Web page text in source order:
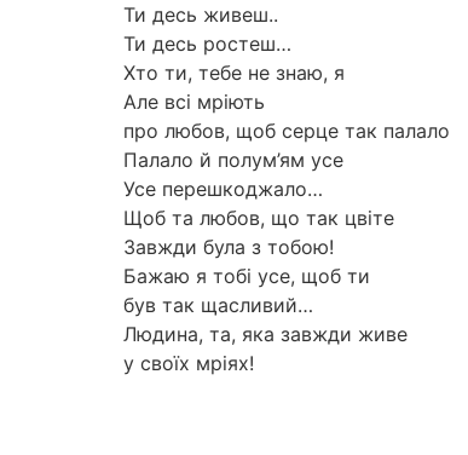
Ти десь живеш..
Ти десь ростеш…
Хто ти, тебе не знаю, я
Але всі мріють
про любов, щоб серце так палало
Палало й полум’ям усе
Усе перешкоджало…
Щоб та любов, що так цвіте
Завжди була з тобою!
Бажаю я тобі усе, щоб ти
був так щасливий…
Людина, та, яка завжди живе
у своїх мріях!